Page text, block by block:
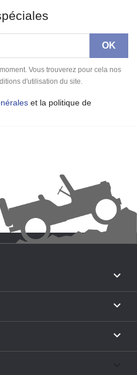
Vous trouverez pour cela nos
d'utilisation du site.
et la politique de


